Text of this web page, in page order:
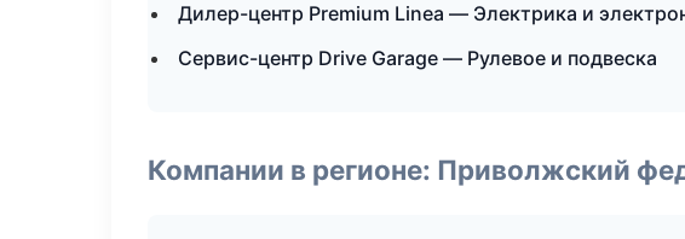
Дилер-центр Premium Linea — Электрика и
Сервис-центр Drive Garage — Рулевое и подвеска
Компании в регионе: Приволжский